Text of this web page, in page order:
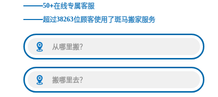
50+在线专属客服
超过38263位顾客使用了斑马搬家服务